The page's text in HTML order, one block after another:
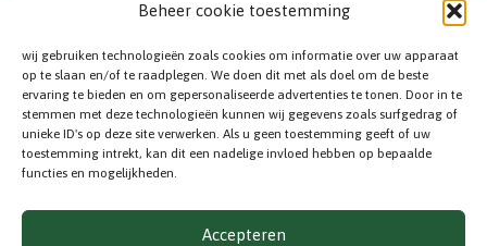
Beheer cookie toestemming
wij gebruiken technologieën zoals cookies om informatie over uw apparaat
op te slaan en/of te raadplegen. We doen dit met als doel om de beste
ervaring te bieden en om gepersonaliseerde advertenties te tonen. Door in te
stemmen met deze technologieën kunnen wij gegevens zoals surfgedrag of
unieke ID's op deze site verwerken. Als u geen toestemming geeft of uw
toestemming intrekt, kan dit een nadelige invloed hebben op bepaalde
functies en mogelijkheden.
Accepteren
ADVERTEREN
Vakblad
Adverteren